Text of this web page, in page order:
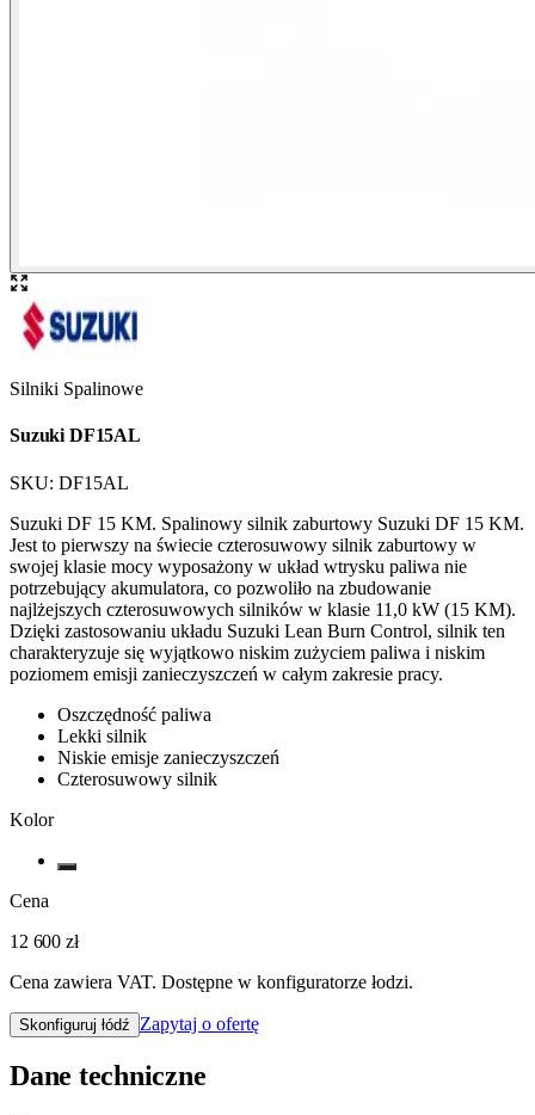
Silniki Spalinowe
Suzuki DF15AL
SKU: DF15AL
Suzuki DF 15 KM. Spalinowy silnik zaburtowy Suzuki DF 15 KM.
Jest to pierwszy na świecie czterosuwowy silnik zaburtowy w
swojej klasie mocy wyposażony w układ wtrysku paliwa nie
potrzebujący akumulatora, co pozwoliło na zbudowanie
najlżejszych czterosuwowych silników w klasie 11,0 kW (15 KM).
Dzięki zastosowaniu układu Suzuki Lean Burn Control, silnik ten
charakteryzuje się wyjątkowo niskim zużyciem paliwa i niskim
poziomem emisji zanieczyszczeń w całym zakresie pracy.
Oszczędność paliwa
Lekki silnik
Niskie emisje zanieczyszczeń
Czterosuwowy silnik
Kolor
Cena
12 600 zł
Cena zawiera VAT. Dostępne w konfiguratorze łodzi.
Skonfiguruj łódź Zapytaj o ofertę
Dane techniczne